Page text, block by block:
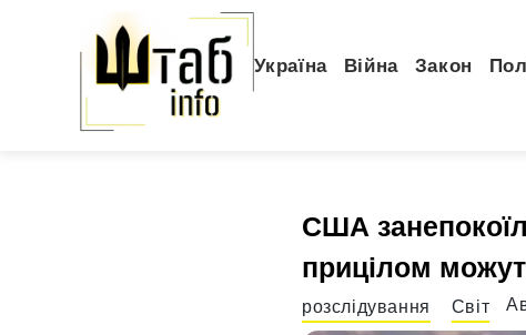
Україна Війна Закон
США
прицілом
розслідування Світ